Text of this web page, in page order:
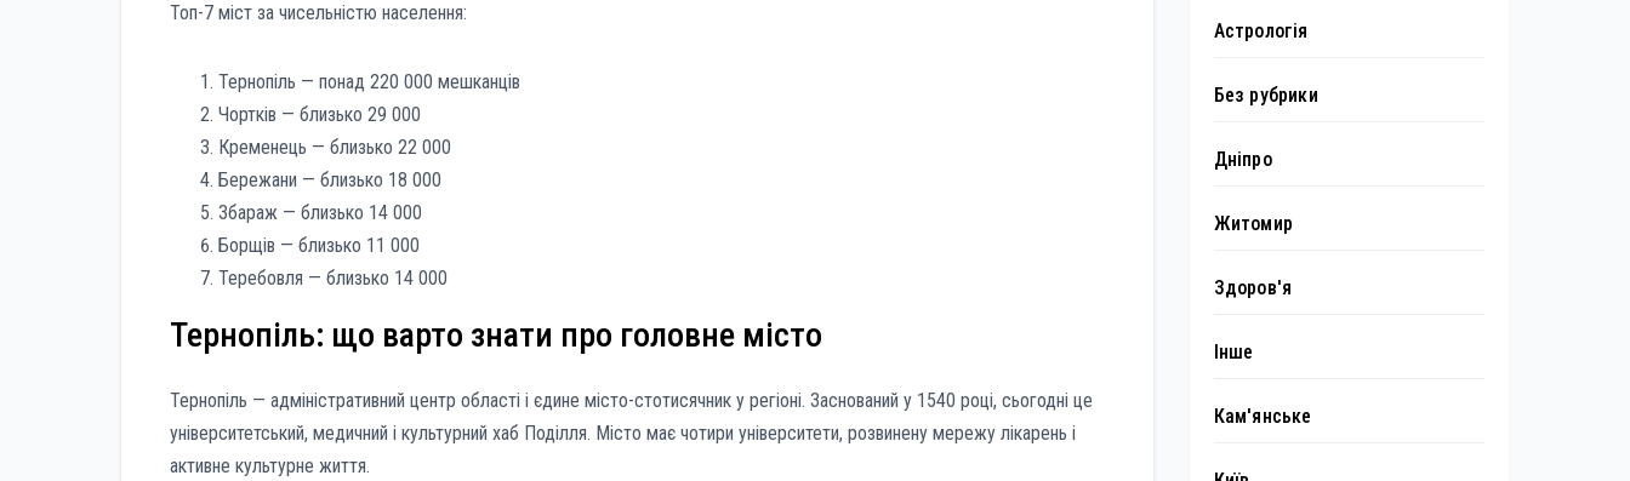
Топ-7 міст за чисельністю населення:
Тернопіль — понад 220 000 мешканців
Чортків — близько 29 000
Кременець — близько 22 000
Бережани — близько 18 000
Збараж — близько 14 000
Борщів — близько 11 000
Теребовля — близько 14 000
Тернопіль: що варто знати про головне місто
Тернопіль — адміністративний центр області і єдине місто-стотисячник у регіоні. Заснований у 1540 році, сьогодні це
університетський, медичний і культурний хаб Поділля. Місто має чотири університети, розвинену мережу лікарень і
активне культурне життя.
Астрологія
Без рубрики
Дніпро
Житомир
Здоров'я
Інше
Кам'янське